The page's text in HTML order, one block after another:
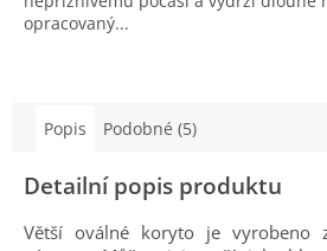
opracovaný...
Popis Podobné (5)
Detailní popis produktu
Větší oválné koryto je vyrobeno